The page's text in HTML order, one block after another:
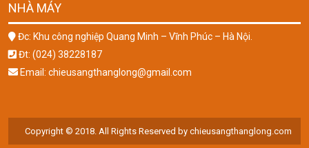
NHÀ MÁY
Đc: Khu công nghiệp Quang Minh – Vĩnh Phúc – Hà Nội.
Đt: (024) 38228187
Email: chieusangthanglong@gmail.com
Copyright © 2018. All Rights Reserved by chieusangthanglong.com